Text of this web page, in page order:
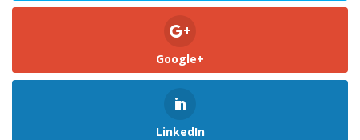
Google+
LinkedIn